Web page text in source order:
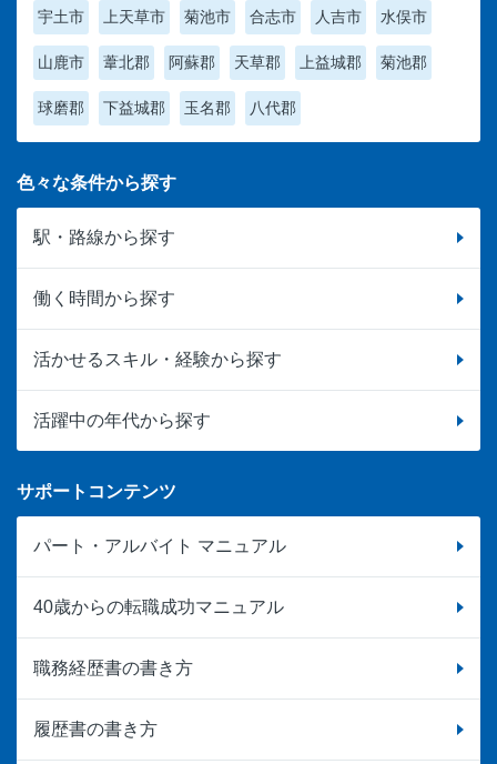
宇土市 上天草市 菊池市 合志市 人吉市 水俣市
山鹿市 葦北郡 阿蘇郡 天草郡 上益城郡 菊池郡
球磨郡 下益城郡 玉名郡 八代郡
色々な条件から探す
駅・路線から探す
働く時間から探す
活かせるスキル・経験から探す
活躍中の年代から探す
サポートコンテンツ
パート・アルバイト マニュアル
40歳からの転職成功マニュアル
職務経歴書の書き方
履歴書の書き方